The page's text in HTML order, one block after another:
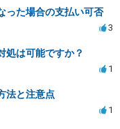
った場合の支払い可否
3
処は可能ですか？
1
法と注意点
1